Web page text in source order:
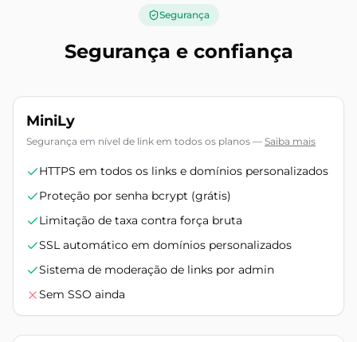
Segurança
Segurança e confiança
MiniLy
Segurança em nível de link em todos os planos — Saiba mais
HTTPS em todos os links e domínios personalizados
Proteção por senha bcrypt (grátis)
Limitação de taxa contra força bruta
SSL automático em domínios personalizados
Sistema de moderação de links por admin
Sem SSO ainda